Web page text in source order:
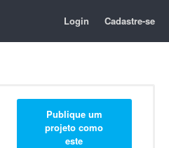
Login Cadastre-se
Publique um
projeto como
este